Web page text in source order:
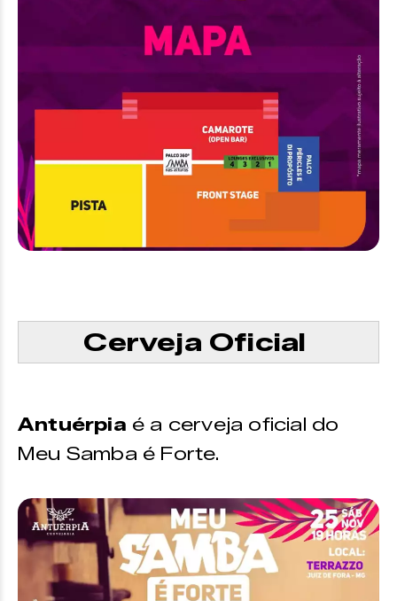
Cerveja Oficial
Antuérpia é a cerveja oficial do
Meu Samba é Forte.